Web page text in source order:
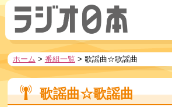
ホーム > 番組一覧 > 歌謡曲☆歌謡曲
歌謡曲☆歌謡曲